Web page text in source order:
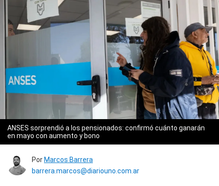
ANSES sorprendió a los pensionados: confirmó cuánto ganarán
en mayo con aumento y bono
Por Marcos Barrera
barrera.marcos@diariouno.com.ar